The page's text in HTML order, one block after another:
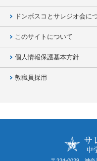
ドンボスコとサレジオ会に
このサイトについて
個人情報保護基本方針
教職員採用